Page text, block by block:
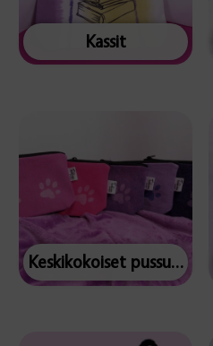
Kassit
Keskikokoiset pussukat